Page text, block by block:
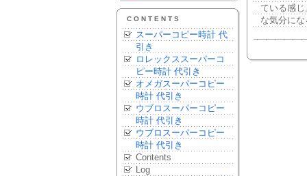
ている感
な気分にな
CONTENTS
スーパーコピー時計 代
引き
ロレックススーパーコ
ピー時計 代引き
オメガスーパーコピー
時計 代引き
ウブロスーパーコピー
時計 代引き
ウブロスーパーコピー
時計 代引き
Contents
Log